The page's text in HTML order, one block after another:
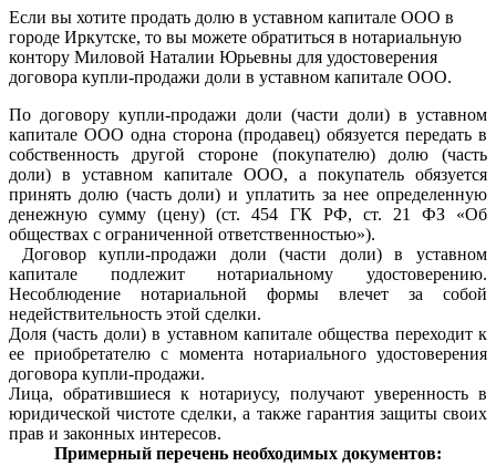
Если вы хотите продать долю в уставном капитале ООО в
городе Иркутске, то вы можете обратиться в нотариальную
контору Миловой Наталии Юрьевны для удостоверения
договора купли-продажи доли в уставном капитале ООО.
По договору купли-продажи доли (части доли) в уставном
капитале ООО одна сторона (продавец) обязуется передать в
собственность другой стороне (покупателю) долю (часть
доли) в уставном капитале ООО, а покупатель обязуется
принять долю (часть доли) и уплатить за нее определенную
денежную сумму (цену) (ст. 454 ГК РФ, ст. 21 ФЗ «Об
обществах с ограниченной ответственностью»).
Договор купли-продажи доли (части доли) в уставном
капитале подлежит нотариальному удостоверению.
Несоблюдение нотариальной формы влечет за собой
недействительность этой сделки.
Доля (часть доли) в уставном капитале общества переходит к
ее приобретателю с момента нотариального удостоверения
договора купли-продажи.
Лица, обратившиеся к нотариусу, получают уверенность в
юридической чистоте сделки, а также гарантия защиты своих
прав и законных интересов.
Примерный перечень необходимых документов: